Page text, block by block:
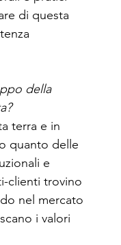
di questa
della
terra e in
quanto delle
e
clienti trovino
nel mercato
i valori